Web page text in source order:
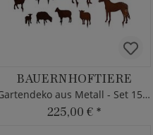
BAUERNHOFTIERE
Gartendeko aus Metall - Set 15-teilig
225,00 € *